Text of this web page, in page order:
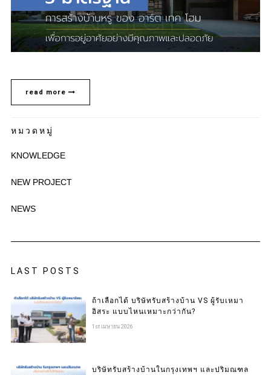
read more
หมวดหมู่
KNOWLEDGE
NEW PROJECT
NEWS
LAST POSTS
ถ้าเลือกได้ บริษัทรับสร้างบ้าน VS ผู้รับเหมา
อิสระ แบบไหนเหมาะกว่ากัน?
1st เมษายน 2026
บริษัทรับสร้างบ้านในกรุงเทพฯ และปริมณฑล